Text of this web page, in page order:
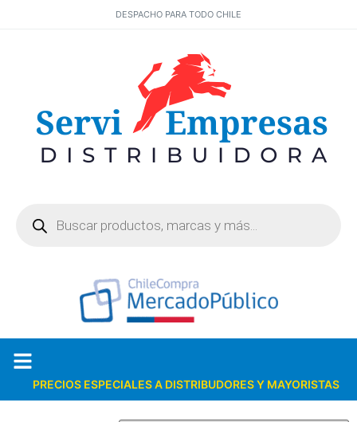
DESPACHO PARA TODO CHILE
PRECIOS ESPECIALES A DISTRIBUDORES Y MAYORISTAS